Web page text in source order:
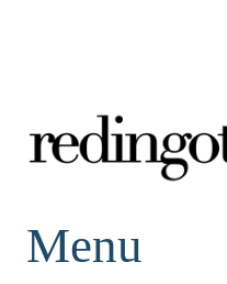
redingote.
Menu